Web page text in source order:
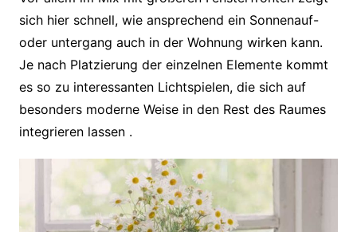
sich hier schnell, wie ansprechend ein Sonnenauf-
oder untergang auch in der Wohnung wirken kann.
Je nach Platzierung der einzelnen Elemente kommt
es so zu interessanten Lichtspielen, die sich auf
besonders moderne Weise in den Rest des Raumes
integrieren lassen .